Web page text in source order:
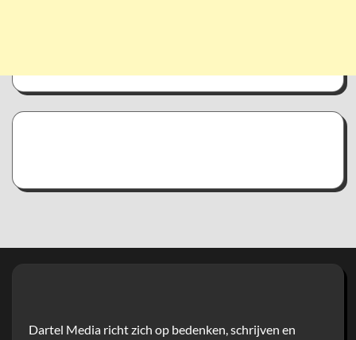
Dartel Media richt zich op bedenken, schrijven en